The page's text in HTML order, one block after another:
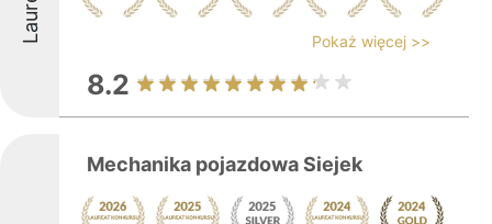
Pokaż więcej >>
8.2
Mechanika pojazdowa Siejek